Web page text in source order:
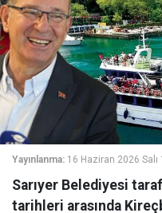
Yayınlanma: 16 Haziran 2026 Salı
Sarıyer Belediyesi
tarihleri arasında